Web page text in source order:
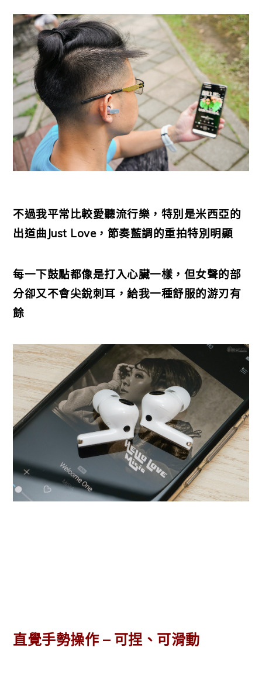
不過我平常比較愛聽流行樂，特別是米西亞的
出道曲Just Love，節奏藍調的重拍特別明顯
每一下鼓點都像是打入心臟一樣，但女聲的部
分卻又不會尖銳刺耳，給我一種舒服的游刃有
餘
直覺手勢操作 – 可捏、可滑動